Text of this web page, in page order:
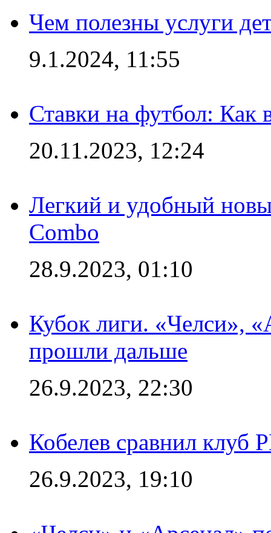
Чем полезны услуги
9.1.2024, 11:55
Ставки на футбол: Как
20.11.2023, 12:24
Легкий и удобный
Combo
28.9.2023, 01:10
Кубок лиги. «Челси»,
прошли дальше
26.9.2023, 22:30
Кобелев сравнил клуб
26.9.2023, 19:10